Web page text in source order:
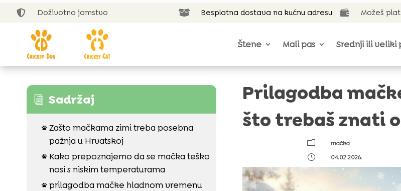
 Doživotno jamstvo  Besplatna dostava na kućnu adresu  Možeš
Štene Mali pas Srednji ili veliki
i Sadržaj
 Zašto mačkama zimi treba posebna
pažnja u Hrvatskoj

Kako prepoznajemo da se mačka teško
nosi s niskim temperaturama
 prilagodba mačke hladnom vremenu
Prilagodba
što trebaš znati
m
mačka
}
04.02.2026.